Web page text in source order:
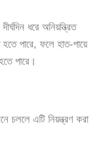
ধরে অনিয়ন্ত্রিত
হতে পারে, ফলে হাত-পায়ে
পারে।
চললে এটি নিয়ন্ত্রণ করা